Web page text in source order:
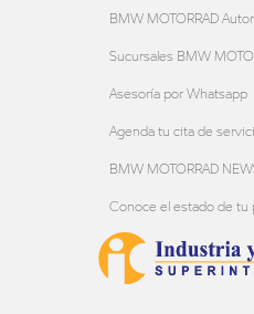
BMW MOTORRAD
Sucursales BMW
Asesoría por Whatsapp
Agenda tu cita de
BMW MOTORRAD
Conoce el estado de tu